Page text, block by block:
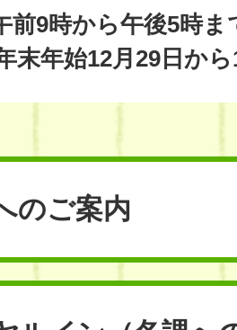
前9時から午後5時ま
末年始12月29日か
のご案内